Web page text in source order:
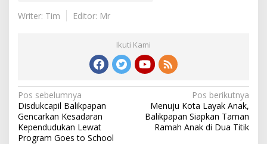
Writer: Tim
Editor: Mr
Ikuti Kami
Navigasi
pos
Pos sebelumnya
Disdukcapil Balikpapan
Gencarkan Kesadaran
Kependudukan Lewat
Program Goes to School
Pos berikutnya
Menuju Kota Layak Anak,
Balikpapan Siapkan Taman
Ramah Anak di Dua Titik